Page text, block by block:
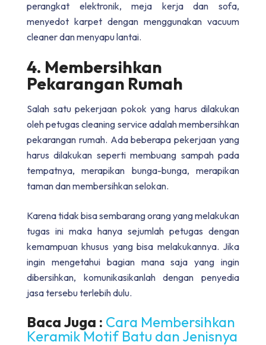
perangkat elektronik, meja kerja dan sofa,
menyedot karpet dengan menggunakan vacuum
cleaner dan menyapu lantai.
4. Membersihkan
Pekarangan Rumah
Salah satu pekerjaan pokok yang harus dilakukan
oleh petugas cleaning service adalah membersihkan
pekarangan rumah. Ada beberapa pekerjaan yang
harus dilakukan seperti membuang sampah pada
tempatnya, merapikan bunga-bunga, merapikan
taman dan membersihkan selokan.
Karena tidak bisa sembarang orang yang melakukan
tugas ini maka hanya sejumlah petugas dengan
kemampuan khusus yang bisa melakukannya. Jika
ingin mengetahui bagian mana saja yang ingin
dibersihkan, komunikasikanlah dengan penyedia
jasa tersebu terlebih dulu.
Baca Juga : Cara Membersihkan
Keramik Motif Batu dan Jenisnya